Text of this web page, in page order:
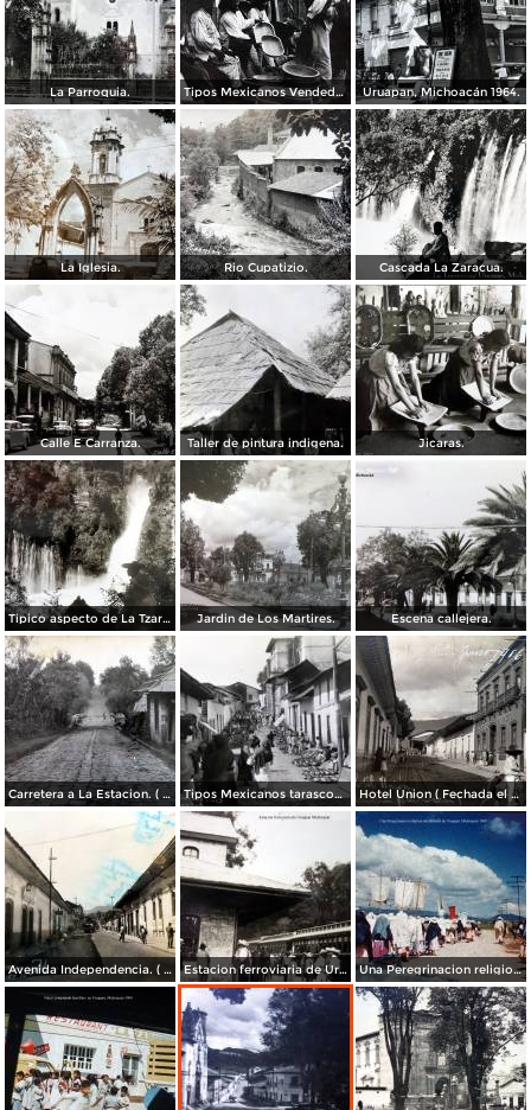
La Parroquia. Tipos Mexicanos Vendedores de vandejas. Uruapan, Michoacán 1964.
La Iglesia. Rio Cupatizio. Cascada La Zaracua.
Calle E Carranza. Taller de pintura indigena. Jicaras.
Tipico aspecto de La Tzaracua. Jardin de Los Martires. Escena callejera.
Carretera a La Estacion. ( Circulada el 26 de Junio de 1932 ). Tipos Mexicanos tarascos en dia de mercado.. Hotel Union ( Fechada el 18 de Junio de 1916 ).
Avenida Independencia. ( Circulada el 21 de Julio de 1955 ). Estacion ferroviaria de Uruapan Michoacán ( Circulada el 24 de Mayo de 1930 ). Una Peregrinacion religiosa alrededores de Uruapan, Michoacán 1960